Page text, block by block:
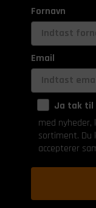
Fornavn
Email
Ja tak til
med nyheder,
sortiment. Du
accepterer